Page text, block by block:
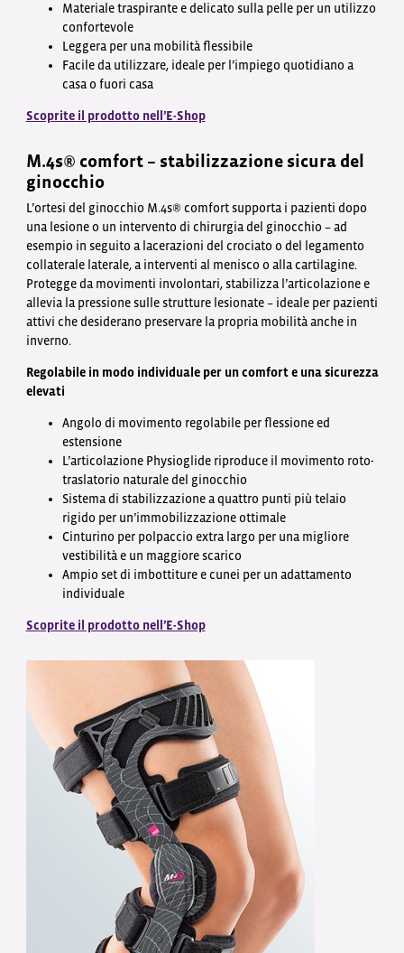
Materiale traspirante e delicato sulla pelle per un utilizzo
confortevole
Leggera per una mobilità flessibile
Facile da utilizzare, ideale per l’impiego quotidiano a
casa o fuori casa
Scoprite il prodotto nell’E-Shop
M.4s® comfort – stabilizzazione sicura del
ginocchio
L’ortesi del ginocchio M.4s® comfort supporta i pazienti dopo
una lesione o un intervento di chirurgia del ginocchio – ad
esempio in seguito a lacerazioni del crociato o del legamento
collaterale laterale, a interventi al menisco o alla cartilagine.
Protegge da movimenti involontari, stabilizza l’articolazione e
allevia la pressione sulle strutture lesionate – ideale per pazienti
attivi che desiderano preservare la propria mobilità anche in
inverno.
Regolabile in modo individuale per un comfort e una sicurezza
elevati
Angolo di movimento regolabile per flessione ed
estensione
L’articolazione Physioglide riproduce il movimento roto-
traslatorio naturale del ginocchio
Sistema di stabilizzazione a quattro punti più telaio
rigido per un’immobilizzazione ottimale
Cinturino per polpaccio extra largo per una migliore
vestibilità e un maggiore scarico
Ampio set di imbottiture e cunei per un adattamento
individuale
Scoprite il prodotto nell’E-Shop